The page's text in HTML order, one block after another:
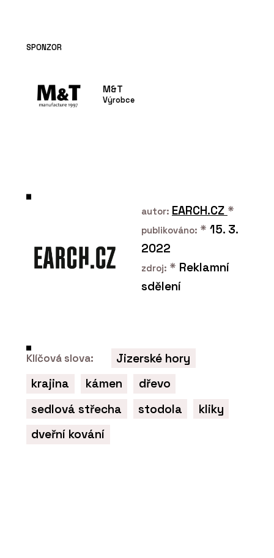
SPONZOR
M&T
Výrobce
autor: EARCH.CZ *
publikováno: * 15. 3.
2022
zdroj: * Reklamní
sdělení
Klíčová slova:
Jizerské hory
krajina
kámen
dřevo
sedlová střecha
stodola
kliky
dveřní kování